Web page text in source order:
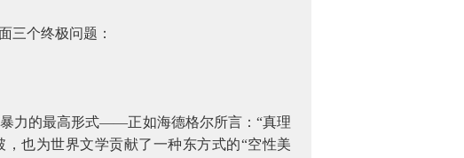
三个终极问题：
力的最高形式——正如海德格尔所言：“真理
也为世界文学贡献了一种东方式的“空性美